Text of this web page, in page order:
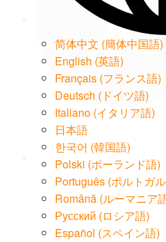
简体中文 (簡体中国語)
English (英語)
Français (フランス語)
Deutsch ( ドイツ語)
Italiano (イタリア語)
日本語
한국어 (韓国語)
Polski (ポーランド語)
Português (ポルトガ
Română (ルーマニア
Русский (ロシア語)
Español (スペイン語)
LinkedIn
Email